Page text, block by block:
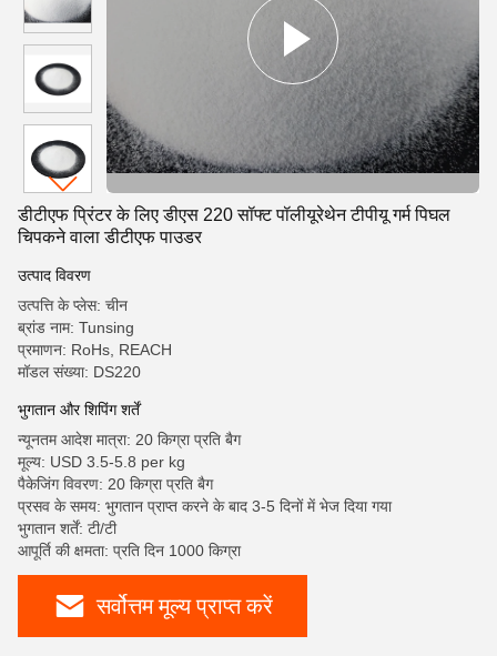
डीटीएफ प्रिंटर के लिए डीएस 220 सॉफ्ट पॉलीयूरेथेन टीपीयू गर्म पिघल
चिपकने वाला डीटीएफ पाउडर
उत्पाद विवरण
उत्पत्ति के प्लेस: चीन
ब्रांड नाम: Tunsing
प्रमाणन: RoHs, REACH
मॉडल संख्या: DS220
भुगतान और शिपिंग शर्तें
न्यूनतम आदेश मात्रा: 20 किग्रा प्रति बैग
मूल्य: USD 3.5-5.8 per kg
पैकेजिंग विवरण: 20 किग्रा प्रति बैग
प्रसव के समय: भुगतान प्राप्त करने के बाद 3-5 दिनों में भेज दिया गया
भुगतान शर्तें: टी/टी
आपूर्ति की क्षमता: प्रति दिन 1000 किग्रा
सर्वोत्तम मूल्य प्राप्त करें